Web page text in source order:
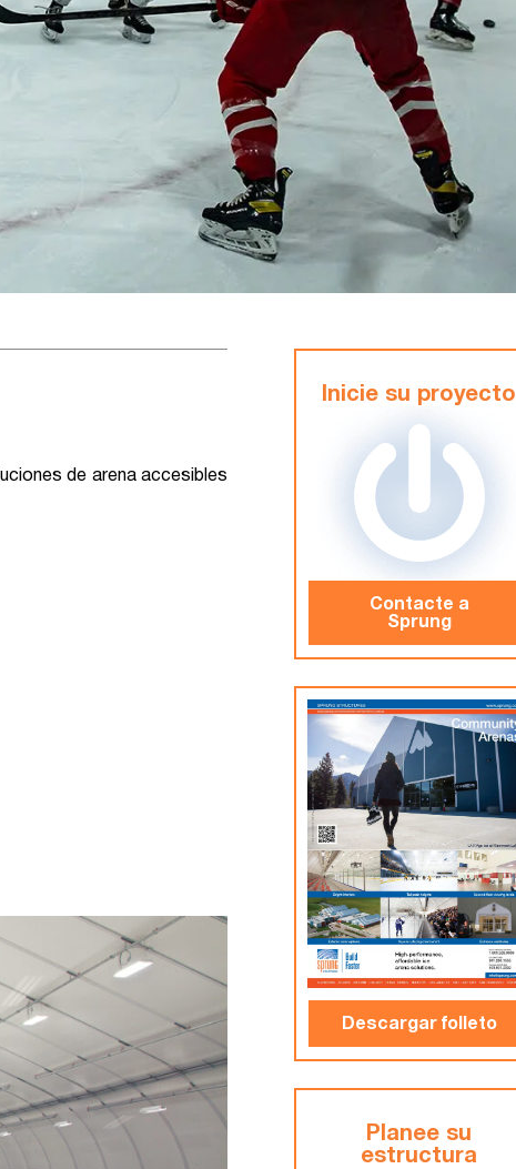
de arena accesibles
Inicie su proyecto
Contacte a
Sprung
Descargar folleto
Planee su
estructura